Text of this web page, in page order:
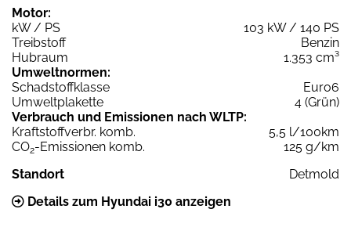
Motor:
kW / PS
103 kW / 140 PS
Treibstoff
Benzin
Hubraum
1.353 cm³
Umweltnormen:
Schadstoffklasse
Euro6
Umweltplakette
4 (Grün)
Verbrauch und Emissionen nach WLTP:
Kraftstoffverbr. komb.
5,5 l/100km
CO2-Emissionen komb.
125 g/km
Standort
Detmold
Details zum Hyundai i30 anzeigen